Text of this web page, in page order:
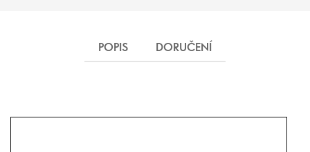
POPIS DORUČENÍ